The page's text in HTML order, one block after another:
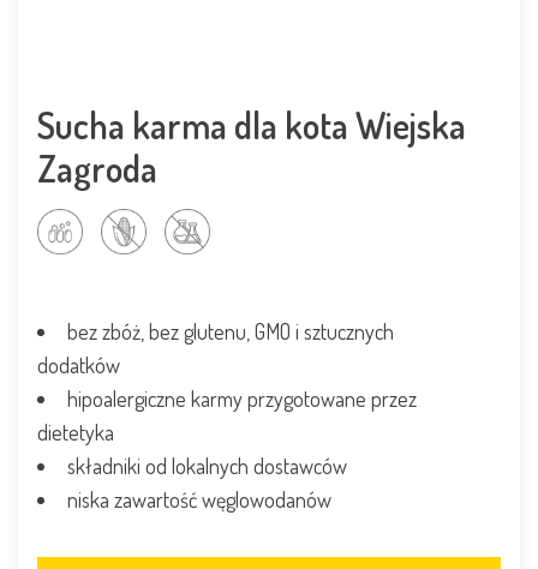
Sucha karma dla kota Wiejska
Zagroda
bez zbóż, bez glutenu, GMO i sztucznych
dodatków
hipoalergiczne karmy przygotowane przez
dietetyka
składniki od lokalnych dostawców
niska zawartość węglowodanów